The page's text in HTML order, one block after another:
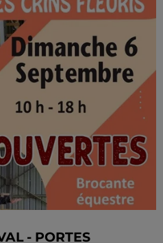
- PORTES